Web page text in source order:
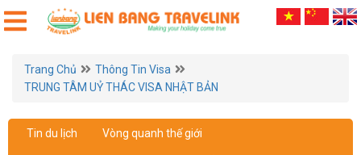
Trang Chủ
Thông Tin Visa
TRUNG TÂM UỶ THÁC VISA NHẬT BẢN
Tin du lịch Vòng quanh thế giới